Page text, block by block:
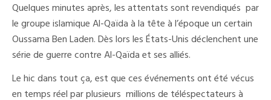
Quelques minutes après, les attentats sont revendiqués par
le groupe islamique Al-Qaïda à la tête à l’époque un certain
Oussama Ben Laden. Dès lors les États-Unis déclenchent une
série de guerre contre Al-Qaïda et ses alliés.
Le hic dans tout ça, est que ces événements ont été vécus
en temps réel par plusieurs millions de téléspectateurs à